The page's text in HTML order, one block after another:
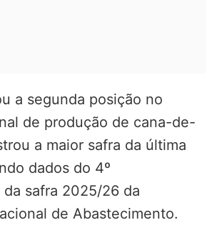
a segunda posição no
de produção de cana-de-
a maior safra da última
dados do 4º
safra 2025/26 da
de Abastecimento.